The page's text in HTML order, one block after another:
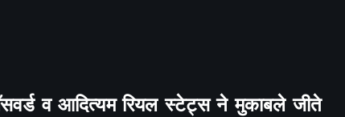
व आदित्यम रियल स्टेट्स ने मुकाबले जीते